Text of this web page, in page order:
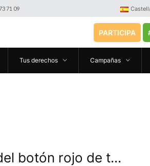
71 09
PARTICIPA
Tus derechos Campañas
botón rojo de t...